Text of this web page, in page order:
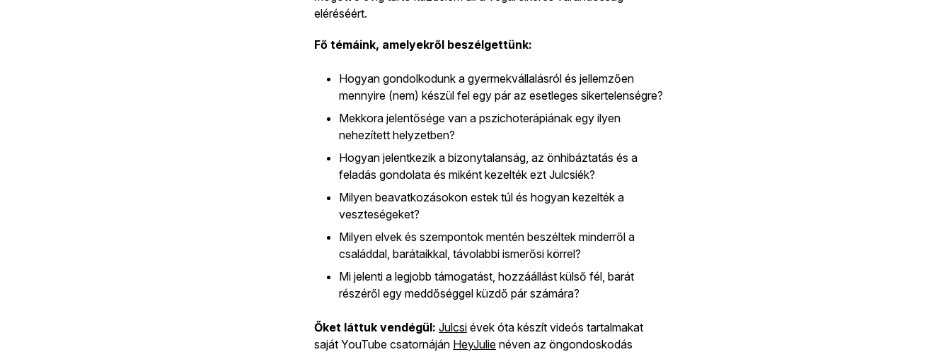
eléréséért.
Fő témáink, amelyekről beszélgettünk:
Hogyan gondolkodunk a gyermekvállalásról és jellemzően
mennyire (nem) készül fel egy pár az esetleges sikertelenségre?
Mekkora jelentősége van a pszichoterápiának egy ilyen
nehezített helyzetben?
Hogyan jelentkezik a bizonytalanság, az önhibáztatás és a
feladás gondolata és miként kezelték ezt Julcsiék?
Milyen beavatkozásokon estek túl és hogyan kezelték a
veszteségeket?
Milyen elvek és szempontok mentén beszéltek minderről a
családdal, barátaikkal, távolabbi ismerősi körrel?
Mi jelenti a legjobb támogatást, hozzáállást külső fél, barát
részéről egy meddőséggel küzdő pár számára?
Őket láttuk vendégül: Julcsi évek óta készít videós tartalmakat
saját YouTube csatornáján HeyJulie néven az öngondoskodás